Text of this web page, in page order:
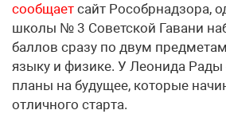
сообщает сайт Рособрнадзора,
школы № 3 Советской Гавани
баллов сразу по двум
языку и физике. У Леонида
планы на будущее, которые
отличного старта.